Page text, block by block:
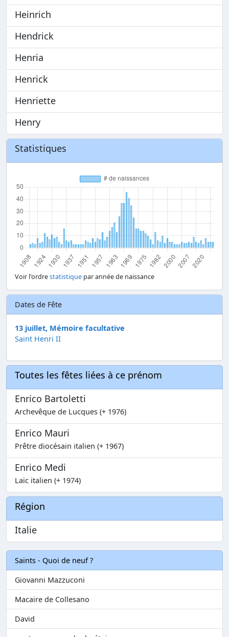
Heinrich
Hendrick
Henria
Henrick
Henriette
Henry
Statistiques
Voir l'ordrestatistique par année de naissance
Dates de Fête
13 juillet, Mémoire facultative
Saint Henri II
Toutes les fêtes liées à ce prénom
Enrico Bartoletti
Archevêque de Lucques (+ 1976)
Enrico Mauri
Prêtre diocésain italien (+ 1967)
Enrico Medi
Laïc italien (+ 1974)
Région
Italie
Saints - Quoi de neuf ?
Giovanni Mazzuconi
Macaire de Collesano
David